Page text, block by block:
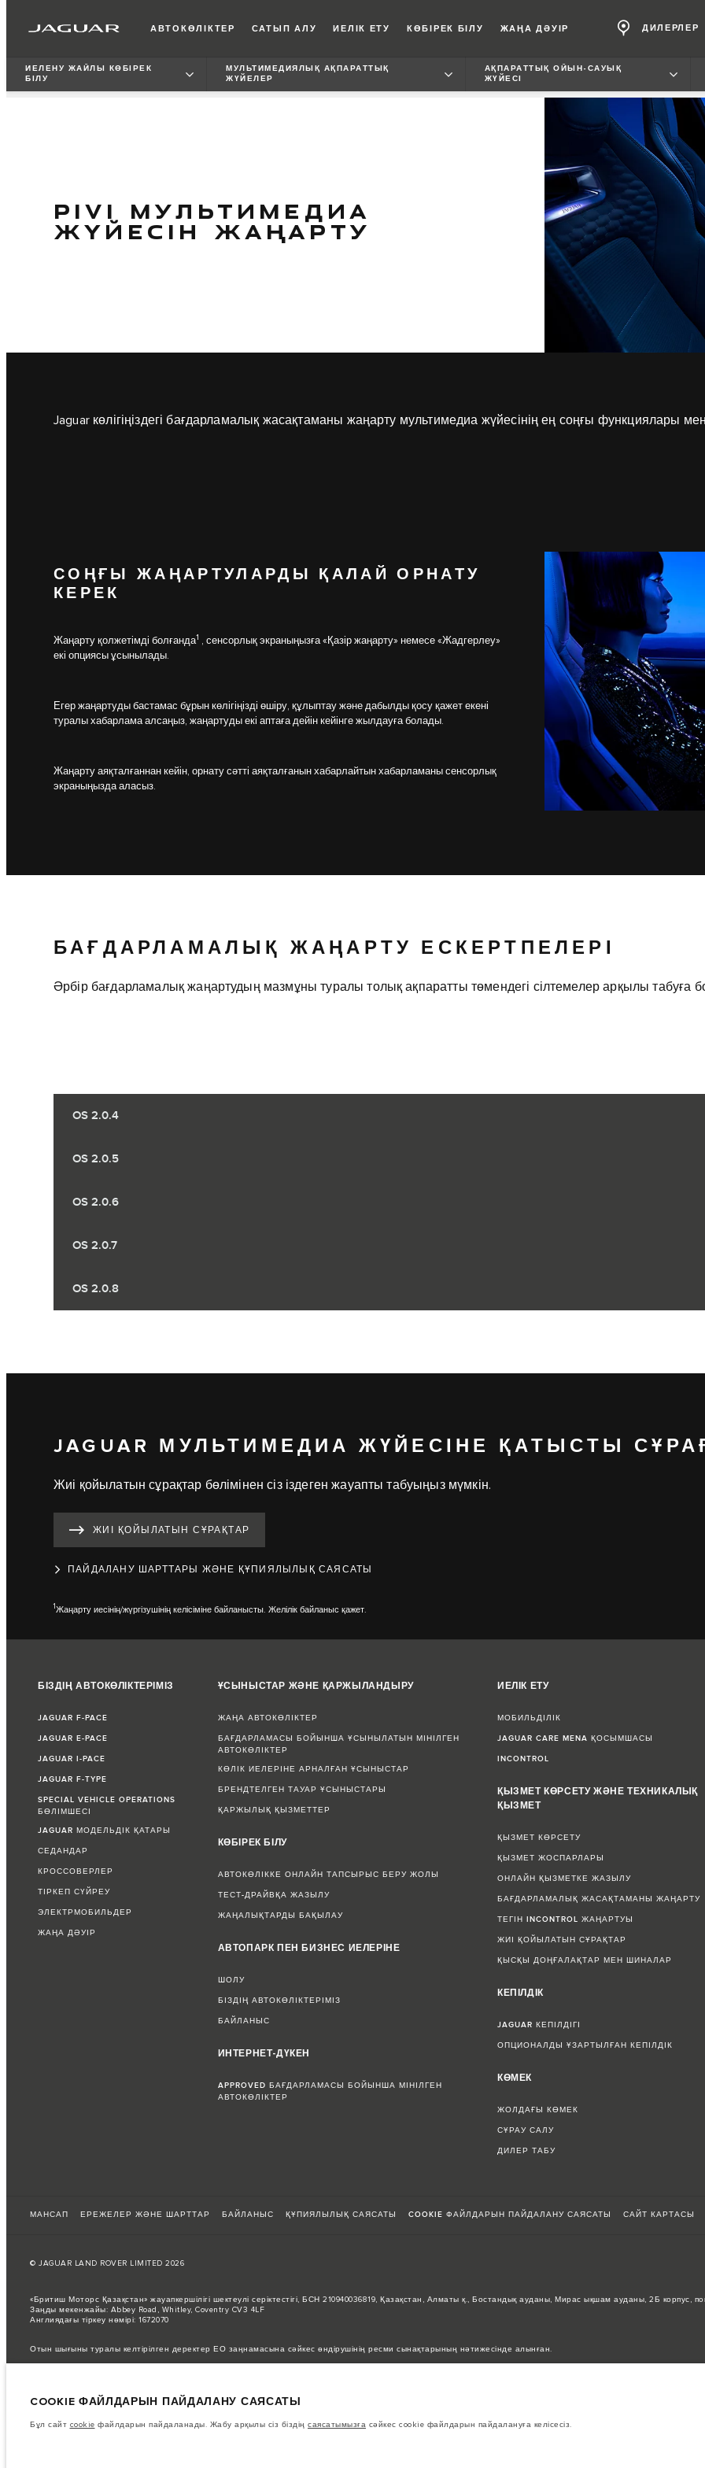
АВТОКӨЛІКТЕР САТЫП АЛУ ИЕЛІК ЕТУ КӨБІРЕК БІЛУ ЖАҢА ДӘУІР ДИЛЕРЛЕР
ИЕЛЕНУ ЖАЙЛЫ КӨБІРЕК
БІЛУ
МУЛЬТИМЕДИЯЛЫҚ АҚПАРАТТЫҚ
ЖҮЙЕЛЕР
АҚПАРАТТЫҚ ОЙЫН-САУЫҚ
ЖҮЙЕСІ
PIVI МУЛЬТИМЕДИА
ЖҮЙЕСІН ЖАҢАРТУ
Jaguar көлігіңіздегі бағдарламалық жасақтаманы жаңарту мультимедиа жүйесінің ең соңғы функциялары мен
СОҢҒЫ ЖАҢАРТУЛАРДЫ ҚАЛАЙ ОРНАТУ
КЕРЕК
Жаңарту қолжетімді болғанда1 , сенсорлық экраныңызға «Қазір жаңарту» немесе «Жадгерлеу»
екі опциясы ұсынылады.
Егер жаңартуды бастамас бұрын көлігіңізді өшіру, құлыптау және дабылды қосу қажет екені
туралы хабарлама алсаңыз, жаңартуды екі аптаға дейін кейінге жылдауға болады.
Жаңарту аяқталғаннан кейін, орнату сәтті аяқталғанын хабарлайтын хабарламаны сенсорлық
экраныңызда аласыз.
БАҒДАРЛАМАЛЫҚ ЖАҢАРТУ ЕСКЕРТПЕЛЕРІ
Әрбір бағдарламалық жаңартудың мазмұны туралы толық ақпаратты төмендегі сілтемелер арқылы табуға
OS 2.0.4
OS 2.0.5
OS 2.0.6
OS 2.0.7
OS 2.0.8
JAGUAR МУЛЬТИМЕДИА ЖҮЙЕСІНЕ ҚАТЫСТЫ
Жиі қойылатын сұрақтар бөлімінен сіз іздеген жауапты табуыңыз мүмкін.
ЖИІ ҚОЙЫЛАТЫН СҰРАҚТАР
ПАЙДАЛАНУ ШАРТТАРЫ ЖӘНЕ ҚҰПИЯЛЫЛЫҚ САЯСАТЫ
1Жаңарту иесінің/жүргізушінің келісіміне байланысты. Желілік байланыс қажет.
БІЗДІҢ АВТОКӨЛІКТЕРІМІЗ
JAGUAR F-PACE
JAGUAR E-PACE
JAGUAR I-PACE
JAGUAR F-TYPE
SPECIAL VEHICLE OPERATIONS
БӨЛІМШЕСІ
JAGUAR МОДЕЛЬДІК ҚАТАРЫ
СЕДАНДАР
КРОССОВЕРЛЕР
ТІРКЕП СҮЙРЕУ
ЭЛЕКТРМОБИЛЬДЕР
ЖАҢА ДӘУІР
ҰСЫНЫСТАР ЖӘНЕ ҚАРЖЫЛАНДЫРУ
ЖАҢА АВТОКӨЛІКТЕР
БАҒДАРЛАМАСЫ БОЙЫНША ҰСЫНЫЛАТЫН МІНІЛГЕН
АВТОКӨЛІКТЕР
КӨЛІК ИЕЛЕРІНЕ АРНАЛҒАН ҰСЫНЫСТАР
БРЕНДТЕЛГЕН ТАУАР ҰСЫНЫСТАРЫ
ҚАРЖЫЛЫҚ ҚЫЗМЕТТЕР
КӨБІРЕК БІЛУ
АВТОКӨЛІККЕ ОНЛАЙН ТАПСЫРЫС БЕРУ ЖОЛЫ
ТЕСТ-ДРАЙВҚА ЖАЗЫЛУ
ЖАҢАЛЫҚТАРДЫ БАҚЫЛАУ
АВТОПАРК ПЕН БИЗНЕС ИЕЛЕРІНЕ
ШОЛУ
БІЗДІҢ АВТОКӨЛІКТЕРІМІЗ
БАЙЛАНЫС
ИНТЕРНЕТ-ДҮКЕН
APPROVED БАҒДАРЛАМАСЫ БОЙЫНША МІНІЛГЕН
АВТОКӨЛІКТЕР
ИЕЛІК ЕТУ
МОБИЛЬДІЛІК
JAGUAR CARE MENA ҚОСЫМШАСЫ
INCONTROL
ҚЫЗМЕТ КӨРСЕТУ ЖӘНЕ ТЕХНИКАЛЫҚ
ҚЫЗМЕТ
ҚЫЗМЕТ КӨРСЕТУ
ҚЫЗМЕТ ЖОСПАРЛАРЫ
ОНЛАЙН ҚЫЗМЕТКЕ ЖАЗЫЛУ
БАҒДАРЛАМАЛЫҚ ЖАСАҚТАМАНЫ ЖАҢАРТУ
ТЕГІН INCONTROL ЖАҢАРТУЫ
ЖИІ ҚОЙЫЛАТЫН СҰРАҚТАР
ҚЫСҚЫ ДОҢҒАЛАҚТАР МЕН ШИНАЛАР
КЕПІЛДІК
JAGUAR КЕПІЛДІГІ
ОПЦИОНАЛДЫ ҰЗАРТЫЛҒАН КЕПІЛДІК
КӨМЕК
ЖОЛДАҒЫ КӨМЕК
СҰРАУ САЛУ
ДИЛЕР ТАБУ
МАНСАП ЕРЕЖЕЛЕР ЖӘНЕ ШАРТТАР БАЙЛАНЫС ҚҰПИЯЛЫЛЫҚ САЯСАТЫ COOKIE ФАЙЛДАРЫН ПАЙДАЛАНУ САЯСАТЫ САЙТ КАРТАСЫ
© JAGUAR LAND ROVER LIMITED 2026
«Бритиш Моторс Қазақстан» жауапкершілігі шектеулі серіктестігі, БСН 210940036819, Қазақстан, Алматы қ., Бостандық ауданы, Мирас ықшам ауданы, 2Б корпус,
Заңды мекенжайы: Abbey Road, Whitley, Coventry CV3 4LF
Англиядағы тіркеу нөмірі: 1672070
Отын шығыны туралы келтірілген деректер ЕО заңнамасына сәйкес өндірушінің ресми сынақтарының нәтижесінде алынған.
Бұл өте динамикалық жағдай, осыған байланысты қазіргі уақытта веб-сайтта қолданылған суреттер мүмкіндіктердің, опциялардың, әрлеудің және түс
жасау үшін кез келген ағымдағы шектеулерді растай алатын сатушымен кеңесіңіз.
Бұл веб-сайттағы ақпарат, техникалық сипаттамалар, қозғалтқыштар мен түстер еуропалық автокөлік жинақтамалары үшін көрсетілген. Олар нарыққа
COOKIE ФАЙЛДАРЫН ПАЙДАЛАНУ САЯСАТЫ
Бұл сайт cookie файлдарын пайдаланады. Жабу арқылы сіз біздің саясатымызға сәйкес cookie файлдарын пайдалануға келісесіз.